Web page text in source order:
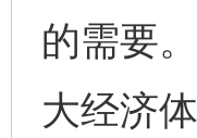
的需要
大经济